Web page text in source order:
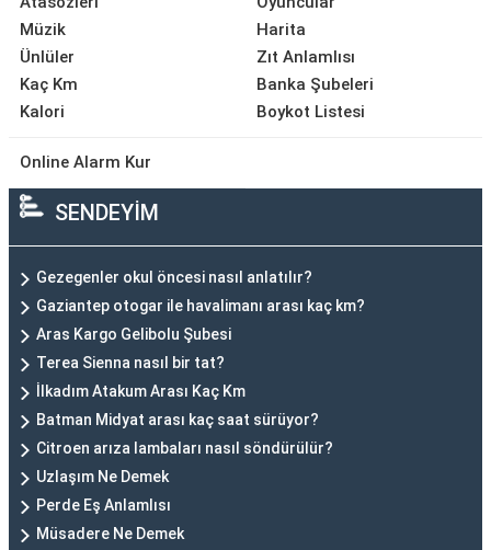
Müzik
Ünlüler
Kaç Km
Kalori
Harita
Zıt Anlamlısı
Banka Şubeleri
Boykot Listesi
Online Alarm Kur
SENDEYİM
Gezegenler okul öncesi nasıl anlatılır?
Gaziantep otogar ile havalimanı arası kaç km?
Aras Kargo Gelibolu Şubesi
Terea Sienna nasıl bir tat?
İlkadım Atakum Arası Kaç Km
Batman Midyat arası kaç saat sürüyor?
Citroen arıza lambaları nasıl söndürülür?
Uzlaşım Ne Demek
Perde Eş Anlamlısı
Müsadere Ne Demek